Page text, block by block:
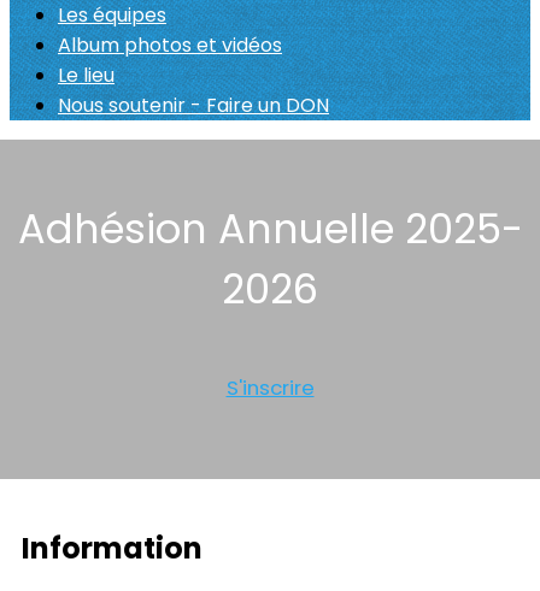
Les équipes
Album photos et vidéos
Le lieu
Nous soutenir - Faire un DON
Adhésion Annuelle 2025-
2026
S'inscrire
Information